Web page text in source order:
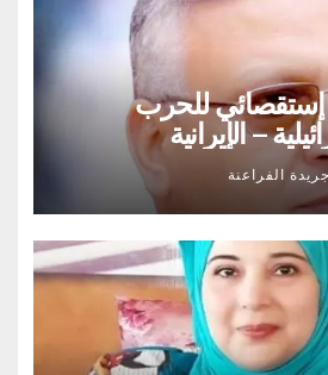
تقييم عسكري إستقصائي للحرب
– الإيرانية
جريدة الفراعنة